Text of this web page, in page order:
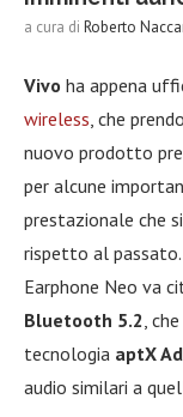
a cura di Roberto
Vivo ha appena
wireless, che
nuovo prodotto
per alcune
prestazionale che
rispetto al
Earphone Neo va
Bluetooth 5.2,
tecnologia aptX
audio similari a